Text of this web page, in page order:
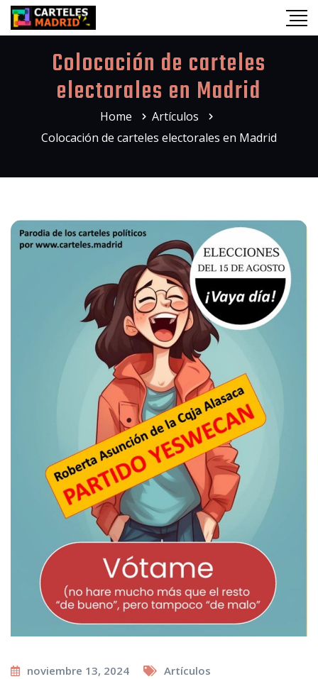
Colocación de carteles
electorales en Madrid
Home
Artículos
Colocación de carteles electorales en Madrid
noviembre 13, 2024 Artículos